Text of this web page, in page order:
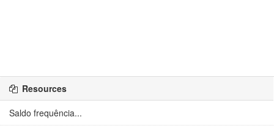
Resources
Saldo frequência...